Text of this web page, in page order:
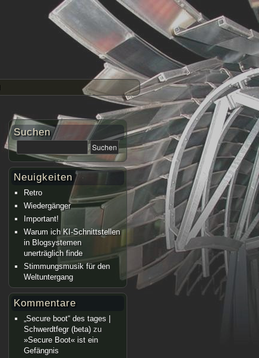
Suchen
Neuigkeiten
Retro
Wiedergänger
Important!
Warum ich KI-Schnittstellen
in Blogsystemen
unerträglich finde
Stimmungsmusik für den
Weltuntergang
Kommentare
„Secure boot“ des tages |
Schwerdtfegr (beta)zu
»Secure Boot« ist ein
Gefängnis